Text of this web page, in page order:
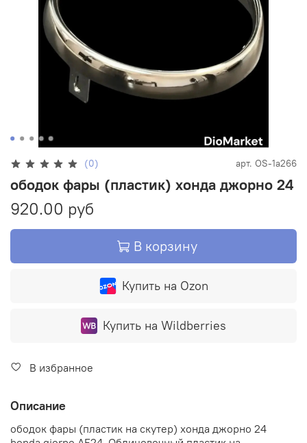
(0) арт. OS-1a266
ободок фары (пластик) хонда джорно 24
920.00 руб
В корзину
Купить на Ozon
Купить на Wildberries
В избранное
Описание
ободок фары (пластик на скутер) хонда джорно 24